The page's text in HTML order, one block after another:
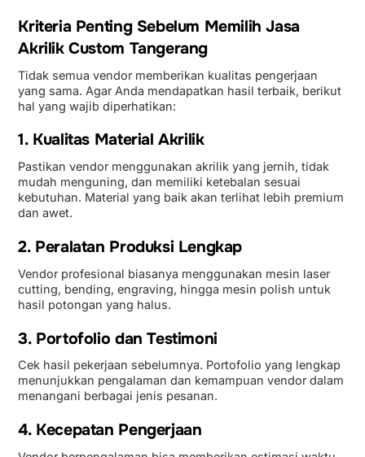
Kriteria Penting Sebelum Memilih Jasa
Akrilik Custom Tangerang
Tidak semua vendor memberikan kualitas pengerjaan
yang sama. Agar Anda mendapatkan hasil terbaik, berikut
hal yang wajib diperhatikan:
1. Kualitas Material Akrilik
Pastikan vendor menggunakan akrilik yang jernih, tidak
mudah menguning, dan memiliki ketebalan sesuai
kebutuhan. Material yang baik akan terlihat lebih premium
dan awet.
2. Peralatan Produksi Lengkap
Vendor profesional biasanya menggunakan mesin laser
cutting, bending, engraving, hingga mesin polish untuk
hasil potongan yang halus.
3. Portofolio dan Testimoni
Cek hasil pekerjaan sebelumnya. Portofolio yang lengkap
menunjukkan pengalaman dan kemampuan vendor dalam
menangani berbagai jenis pesanan.
4. Kecepatan Pengerjaan